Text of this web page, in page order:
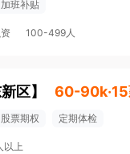
加班补贴
100-499人
区】 60-
股票期权 定期体检
以上